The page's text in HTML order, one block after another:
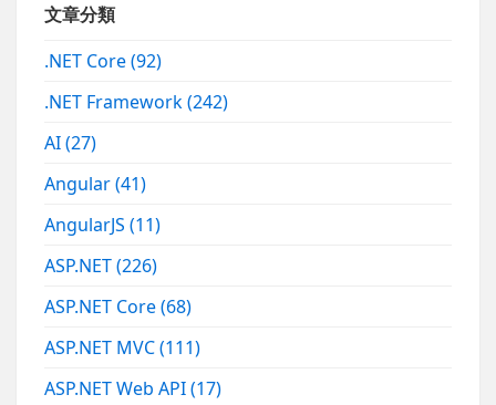
文章分類
.NET Core(92)
.NET Framework(242)
AI(27)
Angular(41)
AngularJS(11)
ASP.NET(226)
ASP.NET Core(68)
ASP.NET MVC(111)
ASP.NET Web API(17)